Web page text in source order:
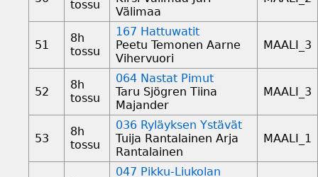
tossu
Välimaa
51
8h
tossu
167 Hattuwatit
Peetu Temonen Aarne
Vihervuori
MAALI_3
52
8h
tossu
064 Nastat Pimut
Taru Sjögren Tiina
Majander
MAALI_3
53
8h
tossu
036 Ryläyksen Ystävät
Tuija Rantalainen Arja
Rantalainen
MAALI_1
047 Pikku-Liukolan